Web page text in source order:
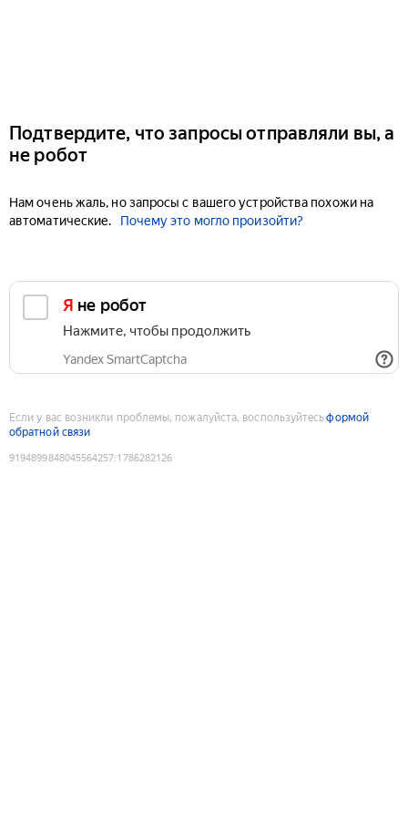
Подтвердите, что запросы отправляли вы, а
не робот
Нам очень жаль, но запросы с вашего устройства похожи на
автоматические.
Почему это могло произойти?
Я не робот
Нажмите, чтобы продолжить
Yandex SmartCaptcha
Если у вас возникли проблемы, пожалуйста, воспользуйтесьформой
обратной связи
9194899848045564257:1786282126